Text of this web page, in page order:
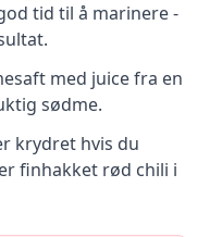
tid til å marinere -
med juice fra en
sødme.
krydret hvis du
finhakket rød chili i